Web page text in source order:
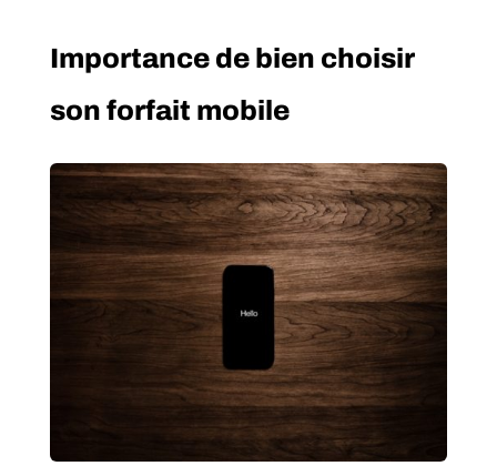
Importance de bien choisir
son forfait mobile